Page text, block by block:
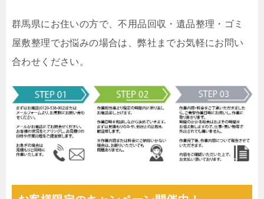
群馬県にお住いの方で、不用品回収・遺品整理・ゴミ
屋敷整理でお悩みの場合は、弊社までお気軽にお問い
合わせください。